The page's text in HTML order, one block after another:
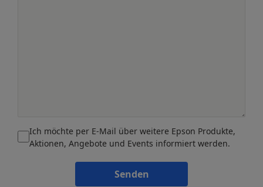
Ich möchte per E-Mail über weitere Epson Produkte,
Aktionen, Angebote und Events informiert werden.
Senden